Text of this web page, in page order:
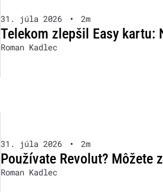
31. júla 2026 • 2m
Telekom zlepšil Easy kartu:
Roman Kadlec
31. júla 2026 • 2m
Používate Revolut? Môžete
Roman Kadlec